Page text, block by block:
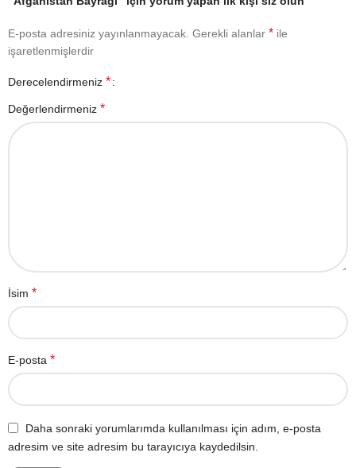
E-posta adresiniz yayınlanmayacak. Gerekli alanlar * ile
işaretlenmişlerdir
Derecelendirmeniz *
Değerlendirmeniz *
İsim *
E-posta *
Daha sonraki yorumlarımda kullanılması için adım, e-posta
adresim ve site adresim bu tarayıcıya kaydedilsin.